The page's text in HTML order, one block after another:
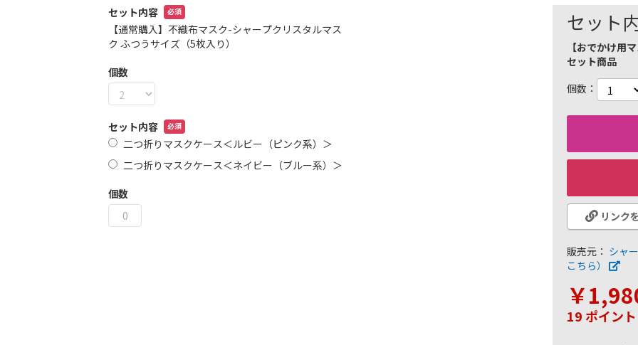
メ
ー
ジ
ギ
ャ
ラ
ー
の
最
初
に
動
す
セット内容
【通常購入】不織布マスク-シャープクリスタルマス
ク ふつうサイズ（5枚入り）
個数
セット内容
二つ折りマスクケース＜ルビー（ピンク系）＞
二つ折りマスクケース＜ネイビー（ブルー系）＞
個数
セット
【おでかけ用
セット商品
個数
リンク
販売元： シャ
こちら）
￥
19 ポイント